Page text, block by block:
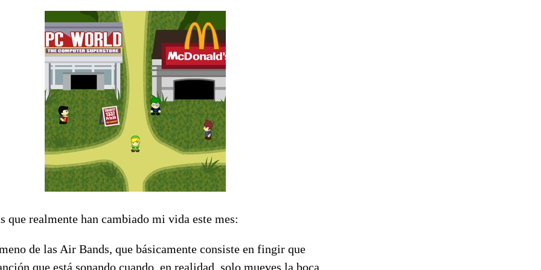
que realmente han cambiado mi vida este mes:
de las Air Bands, que básicamente consiste en fingir que
que está sonando cuando, en realidad, solo mueves la boca